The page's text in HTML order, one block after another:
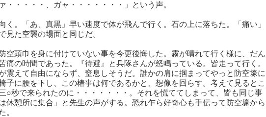
・・・・・、ガャ・・・・・・・」という声。
。「あ、真黒」早い速度で体が飛んで行く。石の上に落ちた。「痛い」
見た空襲の場面と同じだ。
空頭巾を身に付けていない事を今更後悔した。霧が晴れて行く様に、だん
痛の時間であった。『待避』と兵隊さんが怒鳴っている。皆走って行く。
震えて自由にならず、窒息しそうだ。誰かの肩に掴まってやっと防空壕に
子に腰を下し、この椿事は何であるかと、想像を回らす。考えて見るとこ
○秒で来られたのに・・・・・・・。それを慌ててしまって、皆も同じ事
休憩所に集合」と先生の声がする。恐れ乍ら好奇心も手伝って防空壕から
。